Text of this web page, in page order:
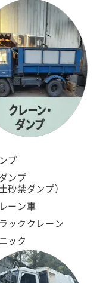
プ
ンプ
土砂禁ダンプ）
ーン車
ッククレーン
ック